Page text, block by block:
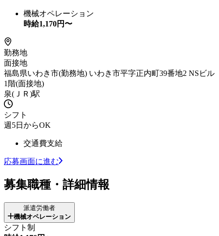
機械オペレーション
時給1,170円〜
勤務地
面接地
福島県いわき市(勤務地) いわき市平字正内町39番地2 NSビル
1階(面接地)
泉(ＪＲ)駅
シフト
週5日からOK
交通費支給
応募画面に進む
募集職種・詳細情報
派遣労働者
機械オペレーション
シフト制